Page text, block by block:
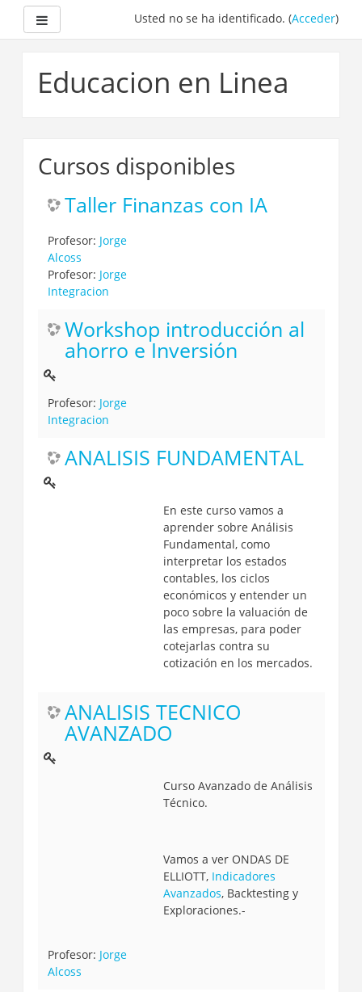
contenido
Usted no se ha identificado. (Acceder)
Educacion en Linea
Cursos disponibles
Taller Finanzas con IA
Profesor: Jorge
Alcoss
Profesor: Jorge
Integracion
Workshop introducción al
ahorro e Inversión
Profesor: Jorge
Integracion
ANALISIS FUNDAMENTAL
En este curso vamos a
aprender sobre Análisis
Fundamental, como
interpretar los estados
contables, los ciclos
económicos y entender un
poco sobre la valuación de
las empresas, para poder
cotejarlas contra su
cotización en los mercados.
ANALISIS TECNICO
AVANZADO
Curso Avanzado de Análisis
Técnico.
Vamos a ver ONDAS DE
ELLIOTT, Indicadores
Avanzados, Backtesting y
Exploraciones.-
Profesor: Jorge
Alcoss